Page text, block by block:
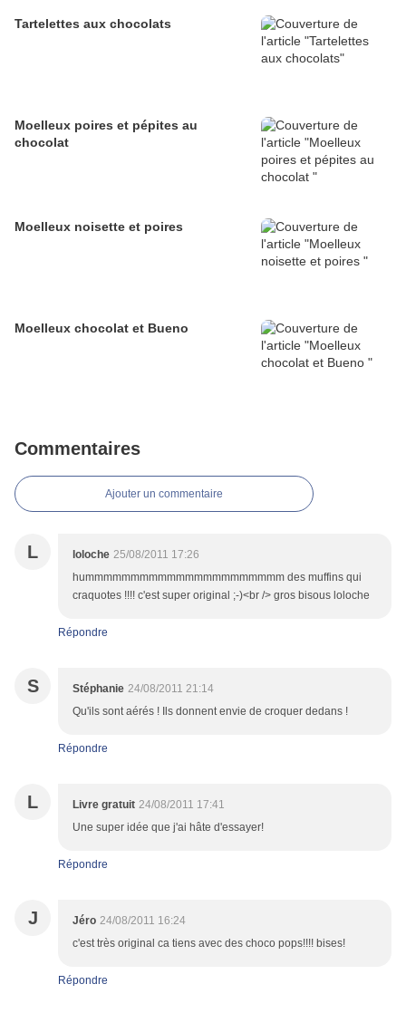
Tartelettes aux chocolats
Moelleux poires et pépites au
chocolat
Moelleux noisette et poires
Moelleux chocolat et Bueno
Commentaires
Ajouter un commentaire
L loloche 25/08/2011 17:26
hummmmmmmmmmmmmmmmmmmmmm des muffins qui
craquotes !!!! c'est super original ;-)<br /> gros bisous loloche
Répondre
S Stéphanie 24/08/2011 21:14
Qu'ils sont aérés ! Ils donnent envie de croquer dedans !
Répondre
L Livre gratuit 24/08/2011 17:41
Une super idée que j'ai hâte d'essayer!
Répondre
J Jéro 24/08/2011 16:24
c'est très original ca tiens avec des choco pops!!!! bises!
Répondre